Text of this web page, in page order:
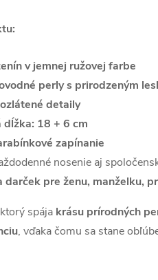
v jemnej ružovej farbe
perly s prirodzeným
detaily
dĺžka: 18 + 6 cm
zapínanie
nosenie aj
darček pre ženu, manželku,
spája krásu prírodných
, vďaka čomu sa stane